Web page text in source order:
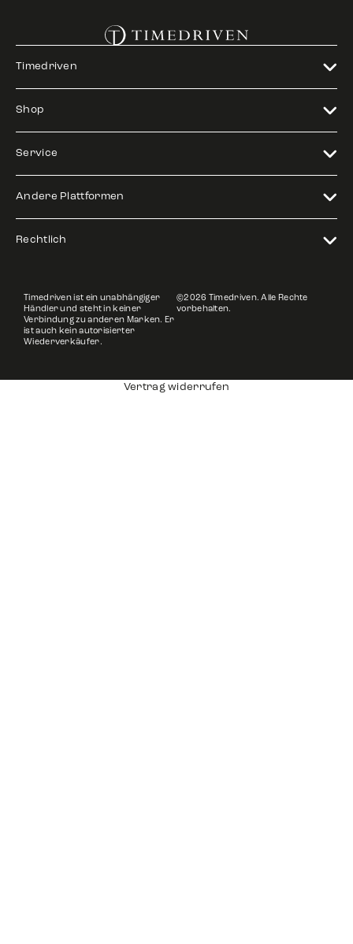
Timedriven
Shop
Service
Andere Plattformen
Rechtlich
Timedriven ist ein unabhängiger
Händler und steht in keiner
Verbindung zu anderen Marken. Er
ist auch kein autorisierter
Wiederverkäufer.
©2026 Timedriven. Alle Rechte
vorbehalten.
Vertrag widerrufen